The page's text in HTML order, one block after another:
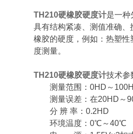
TH210硬橡胶硬度计是一种
具有结构紧凑、测值准确
橡胶的硬度，例如：热塑
度测量。
TH210硬橡胶硬度计技术
测量范围：0HD～
测量误差：在20HD～
分 辨 率：0.2HD
环境温度：0℃～40℃